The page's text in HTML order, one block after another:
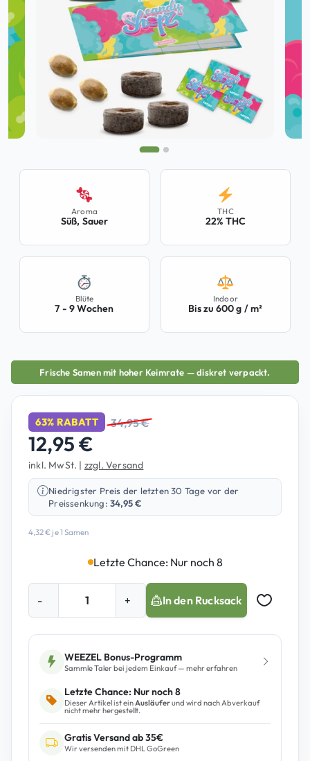
Aroma
Süß, Sauer
THC
22% THC
Blüte
7 - 9 Wochen
Indoor
Bis zu 600 g / m²
Frische Samen mit hoher Keimrate — diskret verpackt.
63% RABATT 34,95€
12,95€
inkl. MwSt. | zzgl. Versand
Niedrigster Preis der letzten 30 Tage vor der
Preissenkung:34,95€
4,32€ je 1 Samen
Letzte Chance: Nur noch 8
-
d
+ In den Rucksack
Auf
WEEZEL Bonus-Programm
Sammle Taler bei jedem Einkauf — mehr erfahren
Letzte Chance: Nur noch 8
Dieser Artikel ist einAusläuferund wird nach Abverkauf
nicht mehr hergestellt.
Gratis Versand ab 35€
Wir versenden mit DHL GoGreen